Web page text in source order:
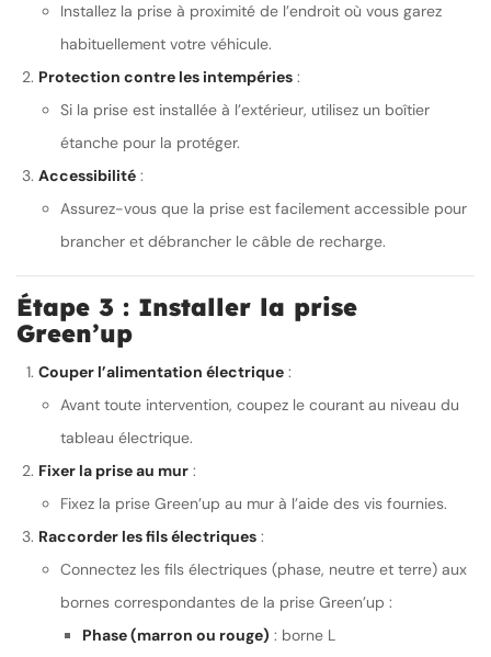
Installez la prise à proximité de l’endroit où vous garez
habituellement votre véhicule.
Protection contre les intempéries :
Si la prise est installée à l’extérieur, utilisez un boîtier
étanche pour la protéger.
Accessibilité :
Assurez-vous que la prise est facilement accessible pour
brancher et débrancher le câble de recharge.
Étape 3 : Installer la prise
Green’up
Couper l’alimentation électrique :
Avant toute intervention, coupez le courant au niveau du
tableau électrique.
Fixer la prise au mur :
Fixez la prise Green’up au mur à l’aide des vis fournies.
Raccorder les fils électriques :
Connectez les fils électriques (phase, neutre et terre) aux
bornes correspondantes de la prise Green’up :
Phase (marron ou rouge) : borne L